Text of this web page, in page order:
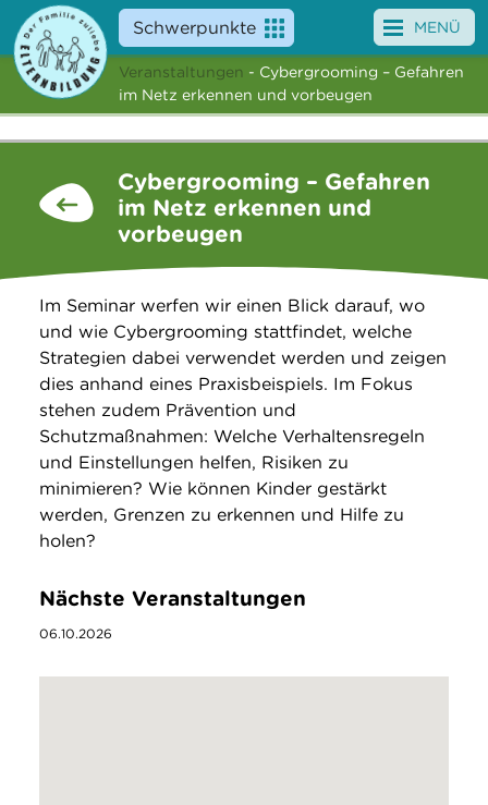
Schwerpunkte
Angebote
News
Suche
MENÜ
Veranstaltungen - Cybergrooming – Gefahren
im Netz erkennen und vorbeugen
Cybergrooming – Gefahren
im Netz erkennen und
vorbeugen
Im Seminar werfen wir einen Blick darauf, wo
und wie Cybergrooming stattfindet, welche
Strategien dabei verwendet werden und zeigen
dies anhand eines Praxisbeispiels. Im Fokus
stehen zudem Prävention und
Schutzmaßnahmen: Welche Verhaltensregeln
und Einstellungen helfen, Risiken zu
minimieren? Wie können Kinder gestärkt
werden, Grenzen zu erkennen und Hilfe zu
holen?
Nächste Veranstaltungen
06.10.2026